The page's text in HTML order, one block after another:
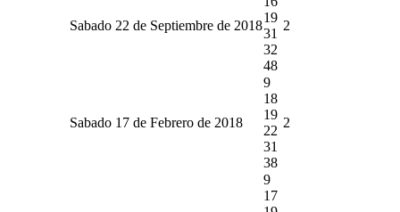
Sabado 22 de Septiembre de 2018
19
31
32
48
2
Sabado 17 de Febrero de 2018
9
18
19
22
31
38
2
9
17